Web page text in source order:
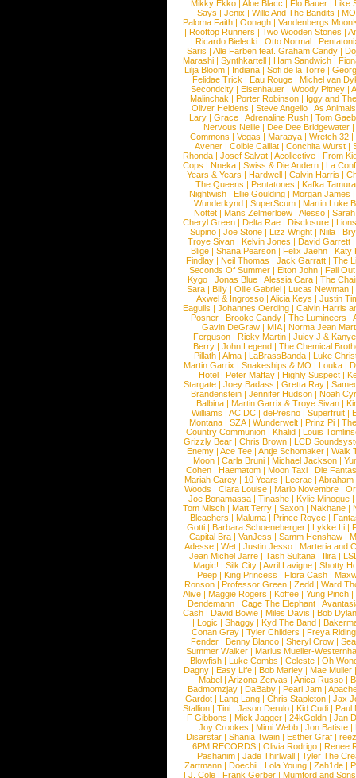
Mikky Ekko | Aloe Blacc | Flo Bauer | Like
Says | Jenix | Wille And The Bandits | MO
Paloma Faith |Oonagh |Vandenbergs
|Rooftop Runners |Two Wooden Stones |
| Ricardo Bielecki | Otto Normal |
Saris | Alle Farben feat. Graham Candy |
Marashi | Synthkartell | Ham Sandwich |
Lilja Bloom | Indiana | Sofi de la Torre |
Felidae Trick | Eau Rouge | Michel van
Secondcity |Eisenhauer |Woody Pitney |
Malinchak |Porter Robinson | Iggy and
Oliver Heldens |Steve Angello |As Animals
Lary | Grace | Adrenaline Rush | Tom
Nervous Nellie | Dee Dee Bridgewater |
Commons |Vegas |Maraaya |Wretch 32 |
Avener | Colbie Caillat | Conchita Wurst |
Rhonda | Josef Salvat | Acollective | From
Cops | Nneka | Swiss & Die Andern | La
Years & Years |Hardwell |Calvin Harris |
The Queens | Pentatones | Kafka Tamura
Nightwish |Ellie Goulding |Morgan James
Wunderkynd | SuperScum | Martin Luke
Nottet |Mans Zelmerloew |Alesso |
Cheryl Green |Delta Rae |Disclosure |
Supino |Joe Stone |Lizz Wright |Niila |
Troye Sivan | Kelvin Jones | David Garrett
Blige | Shana Pearson | Felix Jaehn | Katy
Findlay |Neil Thomas |Jack Garratt |The
Seconds Of Summer |Elton John |Fall
Kygo |Jonas Blue |Alessia Cara |The
Sara |Billy |Ollie Gabriel |Lucas Newman |
Axwel & Ingrosso | Alicia Keys | Justin
Eagulls |Johannes Oerding |Calvin Harris
Posner |Brooke Candy |The Lumineers |
Gavin DeGraw | MIA| Norma Jean
Ferguson | Ricky Martin | Juicy J &
Berry | John Legend | The Chemical
Pillath |Alma |LaBrassBanda |Luke
Martin Garrix | Snakeships & MO | Louka |
Hotel | Peter Maffay | Highly Suspect |
Stargate |Joey Badass |Gretta Ray |
Brandenstein |Jennifer Hudson |Noah
Balbina | Martin Garrix & Troye Sivan |
Williams |AC DC |dePresno |Superfruit |
Montana |SZA|Wunderwelt |Prinz Pi |
Country Communion | Khalid | Louis
Grizzly Bear | Chris Brown | LCD
Enemy | Ace Tee | Antje Schomaker | Walk
Moon |Carla Bruni |Michael Jackson |
Cohen |Haematom |Moon Taxi |Die
Mariah Carey | 10 Years | Lecrae | Abraham
Woods |Clara Louise |Mario Novembre |
Joe Bonamassa | Tinashe | Kylie Minogue |
Tom Misch |Matt Terry |Saxon |Nakhane |
Bleachers | Maluma | Prince Royce |
Gotti |Barbara Schoeneberger |Lykke Li |
Capital Bra |VanJess |Samm Henshaw |
Adesse |Wet |Justin Jesso |Marteria and
Jean Michel Jarre |Tash Sultana | Ilira |
Magic! | Silk City | Avril Lavigne | Shotty
Peep |King Princess |Flora Cash |
Ronson |Professor Green |Zedd |Ward
Alive |Maggie Rogers |Koffee |Yung Pinch |
Dendemann |Cage The Elephant |
Cash | David Bowie | Miles Davis | Bob Dylan
|Logic |Shaggy |Kyd The Band |
Conan Gray |Tyler Childers |Freya
Fender |Benny Blanco |Sheryl Crow |
Summer Walker |Marius Mueller-
Blowfish | Luke Combs | Celeste | Oh
Dagny |Easy Life |Bob Marley |Mae Muller
Mabel |Arizona Zervas |Anica Russo |
Badmomzjay |DaBaby |Pearl Jam |
Gardot | Lang Lang | Chris Stapleton | Jax
Stallion |Tini |Jason Derulo |Kid Cudi |Paul
F Gibbons | Mick Jagger | 24kGoldn | Jan
Joy Crookes | Mimi Webb | Jon Batiste |
Disarstar | Shania Twain | Esther Graf |
6PM RECORDS | Olivia Rodrigo | Renee
Pashanim |Jade Thirlwall |Tyler The
Zartmann | Doechii | Lola Young | Zah1de |
| J. Cole | Frank Gerber | Mumford and Sons